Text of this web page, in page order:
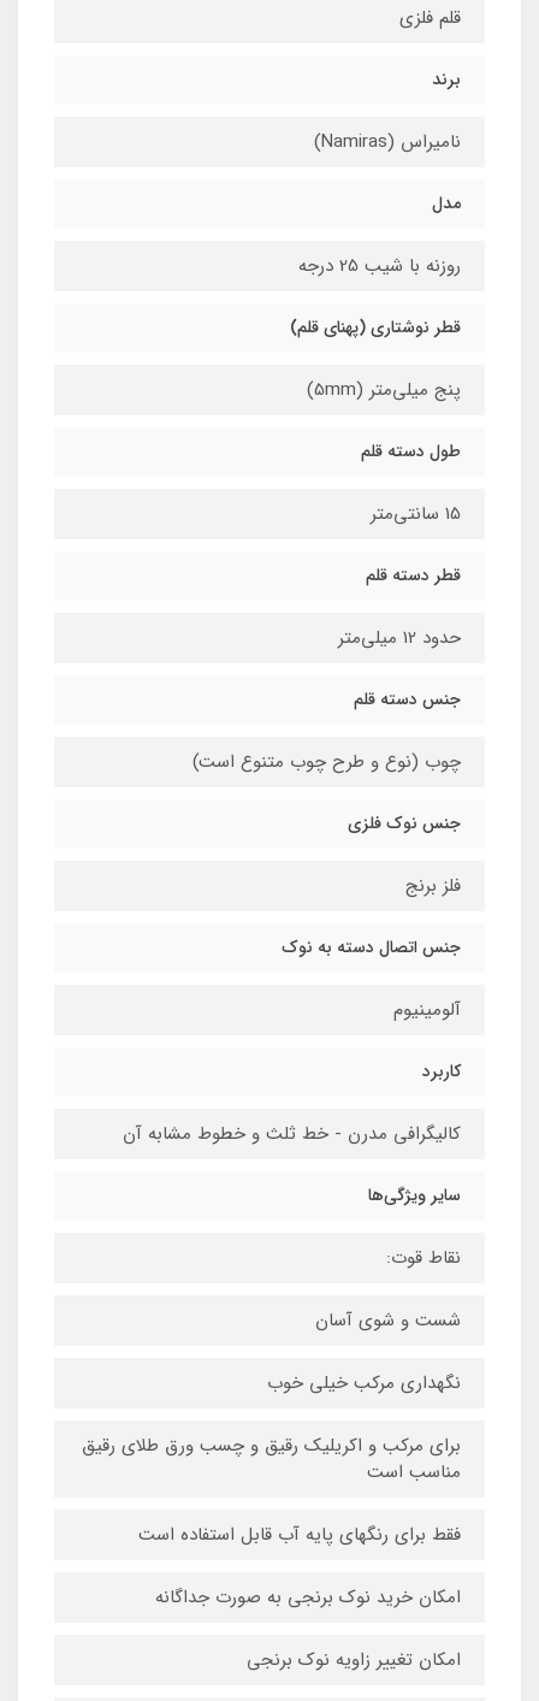
قلم فلزی
برند
نامیراس (Namiras)
مدل
روزنه با شیب 25 درجه
قطر نوشتاری (پهنای قلم)
پنج میلی‌متر (5mm)
طول دسته قلم
15 سانتی‌متر
قطر دسته قلم
حدود 12 میلی‌متر
جنس دسته قلم
چوب (نوع و طرح چوب متنوع است)
جنس نوک فلزی
فلز برنج
جنس اتصال دسته به نوک
آلومینیوم
کاربرد
کالیگرافی مدرن - خط ثلث و خطوط مشابه آن
سایر ویژگی‌ها
نقاط قوت:
شست و شوی آسان
نگهداری مرکب خیلی خوب
برای مرکب و اکریلیک رقیق و چسب ورق طلای رقیق
مناسب است
فقط برای رنگهای پایه آب قابل استفاده است
امکان خرید نوک برنجی به صورت جداگانه
امکان تغییر زاویه نوک برنجی